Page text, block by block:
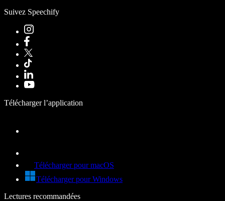
Suivez Speechify
Télécharger l’application
Télécharger pour macOS
Télécharger pour Windows
Lectures recommandées